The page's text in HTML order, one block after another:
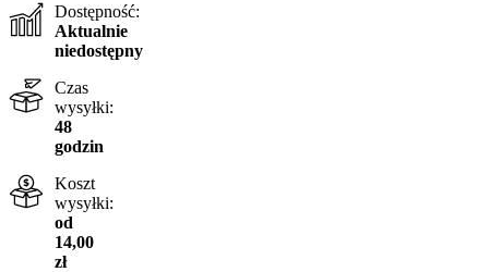
Dostępność:
Aktualnie
niedostępny
Czas
wysyłki:
48
godzin
Koszt
wysyłki:
od
14,00
zł